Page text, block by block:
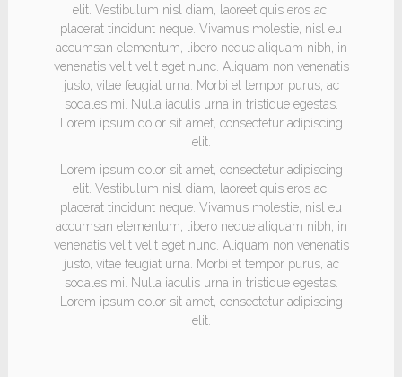
elit. Vestibulum nisl diam, laoreet quis eros ac,
placerat tincidunt neque. Vivamus molestie, nisl eu
accumsan elementum, libero neque aliquam nibh, in
venenatis velit velit eget nunc. Aliquam non venenatis
justo, vitae feugiat urna. Morbi et tempor purus, ac
sodales mi. Nulla iaculis urna in tristique egestas.
Lorem ipsum dolor sit amet, consectetur adipiscing
elit.
Lorem ipsum dolor sit amet, consectetur adipiscing
elit. Vestibulum nisl diam, laoreet quis eros ac,
placerat tincidunt neque. Vivamus molestie, nisl eu
accumsan elementum, libero neque aliquam nibh, in
venenatis velit velit eget nunc. Aliquam non venenatis
justo, vitae feugiat urna. Morbi et tempor purus, ac
sodales mi. Nulla iaculis urna in tristique egestas.
Lorem ipsum dolor sit amet, consectetur adipiscing
elit.